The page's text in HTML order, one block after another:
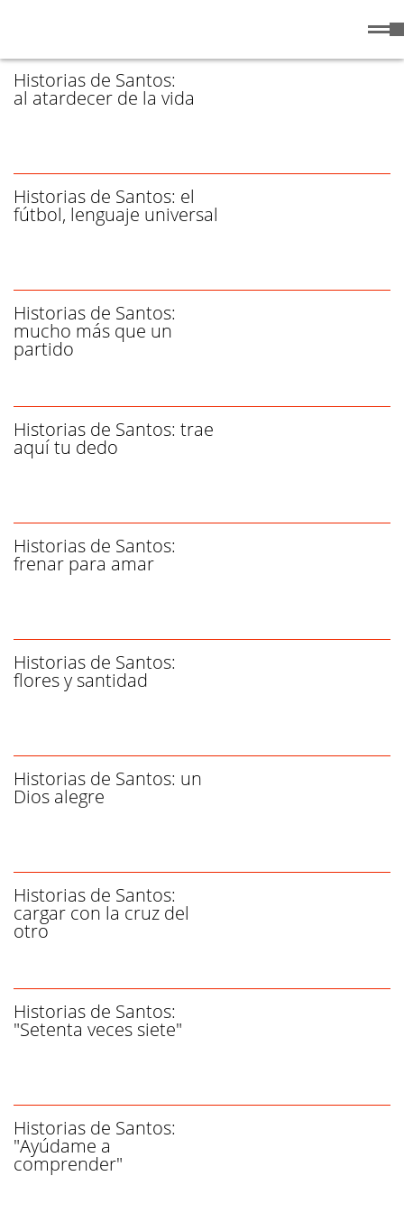
Historias de Santos:
al atardecer de la vida
Historias de Santos: el
fútbol, lenguaje universal
Historias de Santos:
mucho más que un
partido
Historias de Santos: trae
aquí tu dedo
Historias de Santos:
frenar para amar
Historias de Santos:
flores y santidad
Historias de Santos: un
Dios alegre
Historias de Santos:
cargar con la cruz del
otro
Historias de Santos:
"Setenta veces siete"
Historias de Santos:
"Ayúdame a
comprender"